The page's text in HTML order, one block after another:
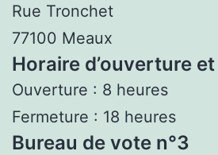
Rue Tronchet
77100 Meaux
Horaire d’ouverture
Ouverture : 8 heures
Fermeture : 18 heures
Bureau de vote n°3